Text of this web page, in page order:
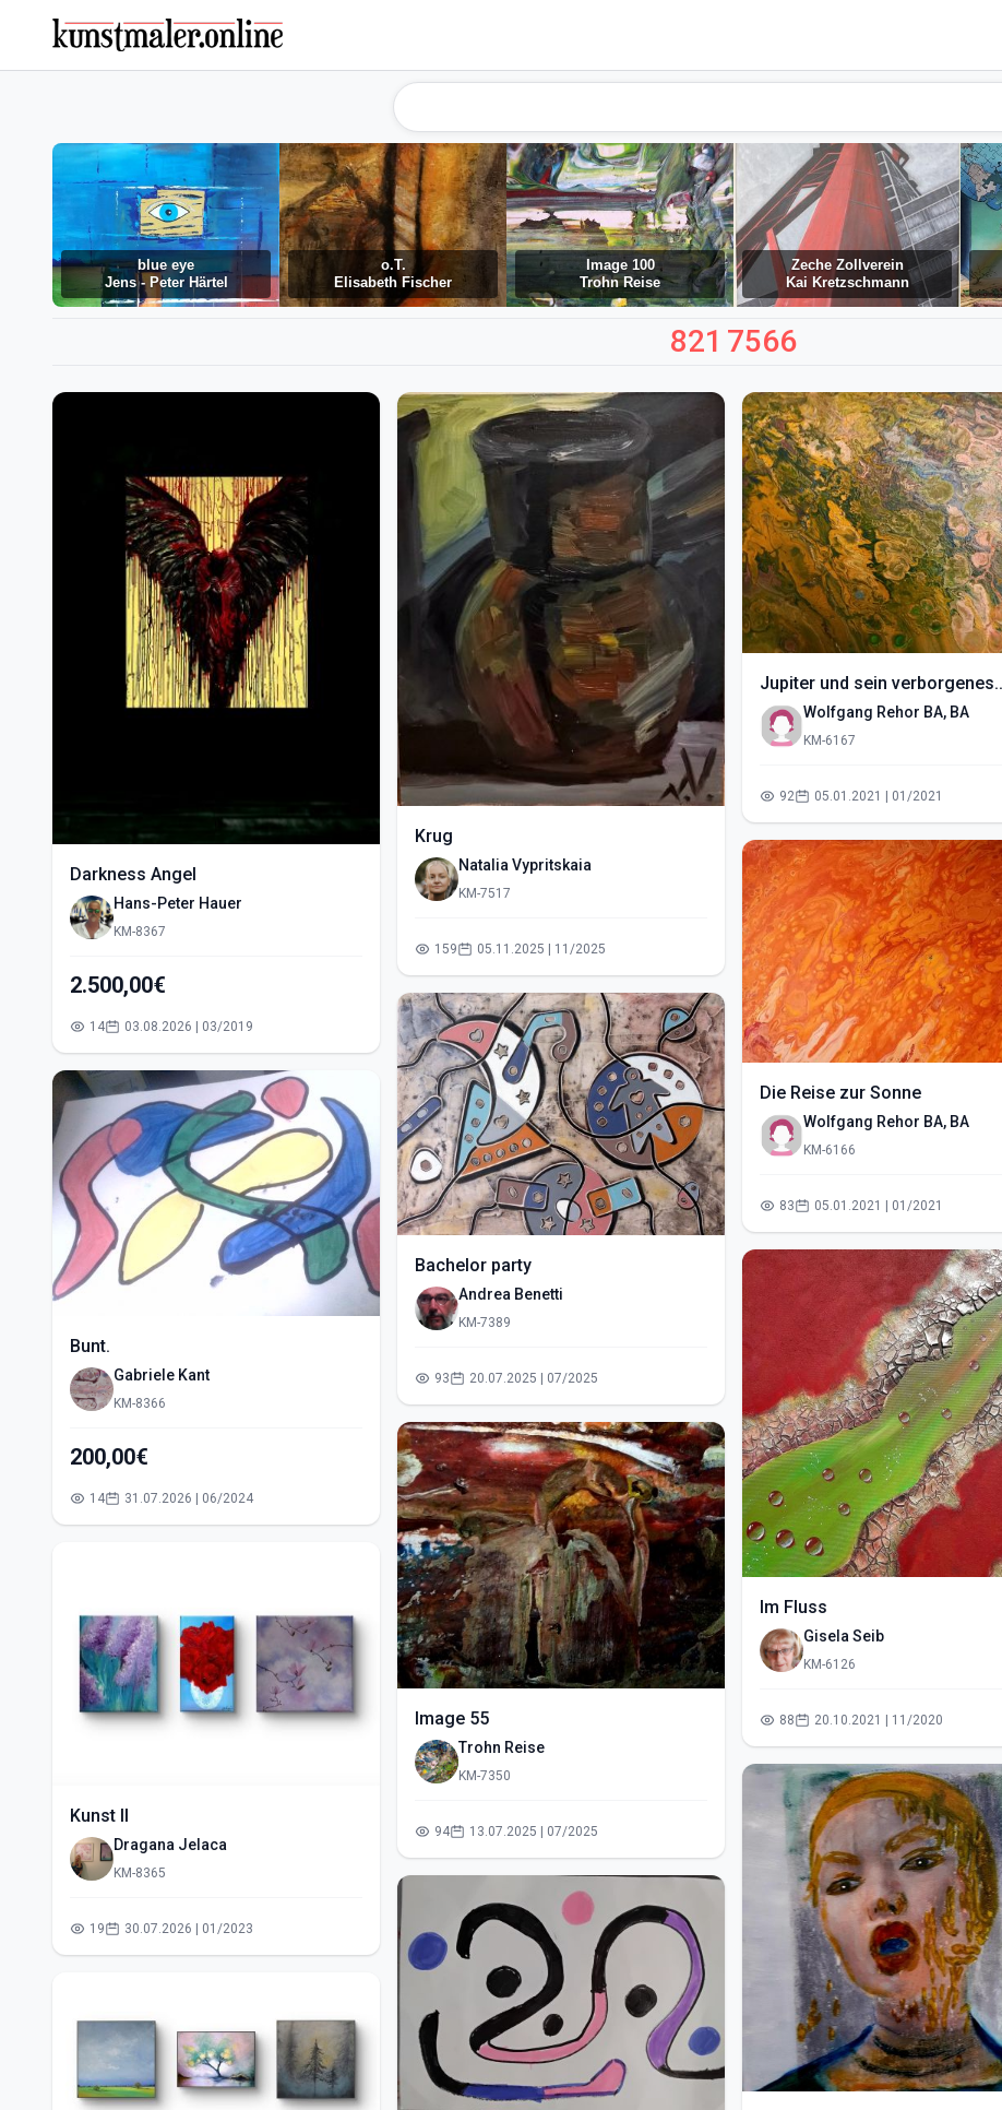
blue eye
Jens - Peter Härtel
o.T.
Elisabeth Fischer
Image 100
Trohn Reise
Zeche Zollverein
Kai Kretzschmann
821 7566
Darkness Angel
Hans-Peter Hauer
KM-8367
2.500,00€
14 03.08.2026 | 03/2019
Bunt.
Gabriele Kant
KM-8366
200,00€
14 31.07.2026 | 06/2024
Kunst II
Dragana Jelaca
KM-8365
19 30.07.2026 | 01/2023
Krug
Natalia Vypritskaia
KM-7517
159 05.11.2025 | 11/2025
Bachelor party
Andrea Benetti
KM-7389
93 20.07.2025 | 07/2025
Image 55
Trohn Reise
KM-7350
94 13.07.2025 | 07/2025
Jupiter und sein verborgenes
GesichtWolfgang Rehor BA, BA
KM-6167
92 05.01.2021 | 01/2021
Die Reise zur Sonne
Wolfgang Rehor BA, BA
KM-6166
83 05.01.2021 | 01/2021
Im Fluss
Gisela Seib
KM-6126
88 20.10.2021 | 11/2020